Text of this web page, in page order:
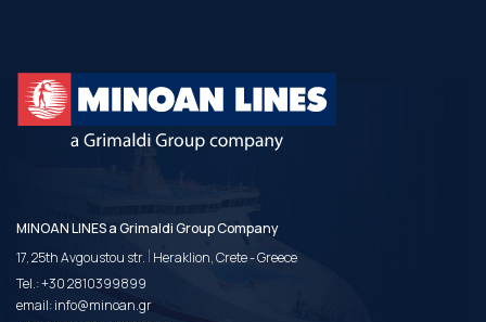
MINOAN LINES a Grimaldi Group Company
17, 25th Avgoustou str. | Heraklion, Crete - Greece
Tel.:+30 2810399899
email:info@minoan.gr